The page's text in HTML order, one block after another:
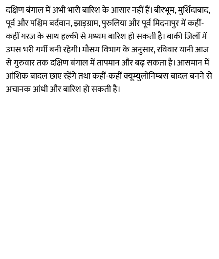
दक्षिण बंगाल में अभी भारी बारिश के आसार नहीं हैं। बीरभूम, मुर्शिदाबाद,
पूर्व और पश्चिम बर्दवान, झाड़ग्राम, पुरुलिया और पूर्व मिदनापुर में कहीं-
कहीं गरज के साथ हल्की से मध्यम बारिश हो सकती है। बाकी जिलों में
उमस भरी गर्मी बनी रहेगी। मौसम विभाग के अनुसार, रविवार यानी आज
से गुरुवार तक दक्षिण बंगाल में तापमान और बढ़ सकता है। आसमान में
आंशिक बादल छाए रहेंगे तथा कहीं-कहीं क्यूम्युलोनिम्बस बादल बनने से
अचानक आंधी और बारिश हो सकती है।